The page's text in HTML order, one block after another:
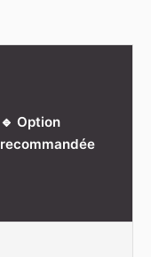
🔹 Option
recommandée